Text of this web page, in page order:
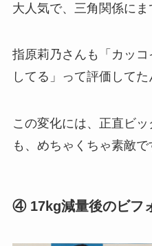
大人気で、三角関係にま
指原莉乃さんも「カッ
してる」って評価してた
この変化には、正直ビ
も、めちゃくちゃ素敵で
④ 17kg減量後のビフ